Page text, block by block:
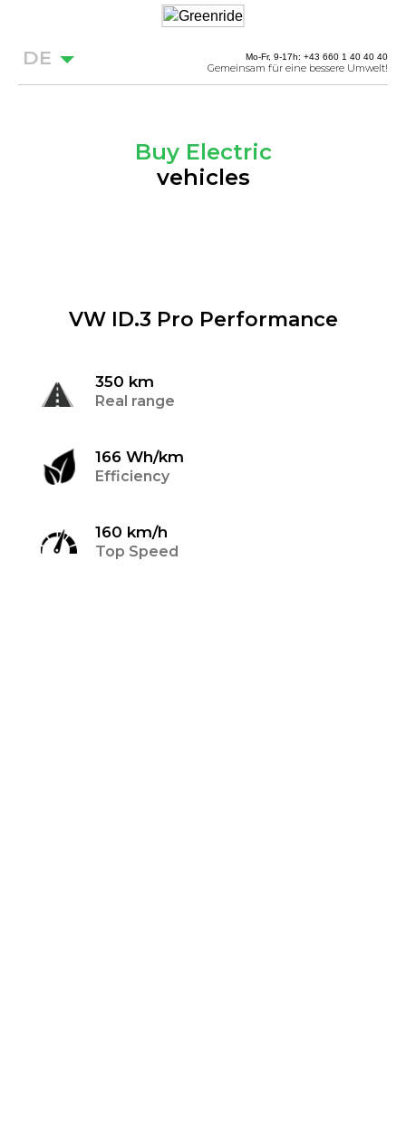
DE Mo-Fr, 9-17h: +43 660 1 40 40 40
Gemeinsam für eine bessere Umwelt!
Buy Electric
vehicles
VW ID.3 Pro Performance
350 km
Real range
166 Wh/km
Efficiency
160 km/h
Top Speed